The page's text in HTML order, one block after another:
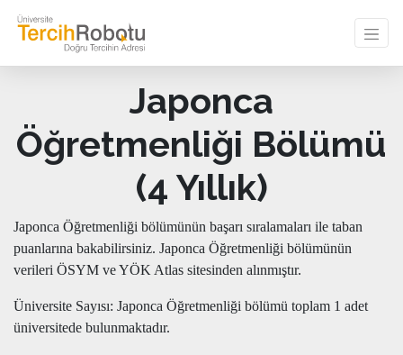
Japonca
Öğretmenliği Bölümü
(4 Yıllık)
Japonca Öğretmenliği bölümünün başarı sıralamaları ile taban
puanlarına bakabilirsiniz. Japonca Öğretmenliği bölümünün
verileri ÖSYM ve YÖK Atlas sitesinden alınmıştır.
Üniversite Sayısı: Japonca Öğretmenliği bölümü toplam 1 adet
üniversitede bulunmaktadır.